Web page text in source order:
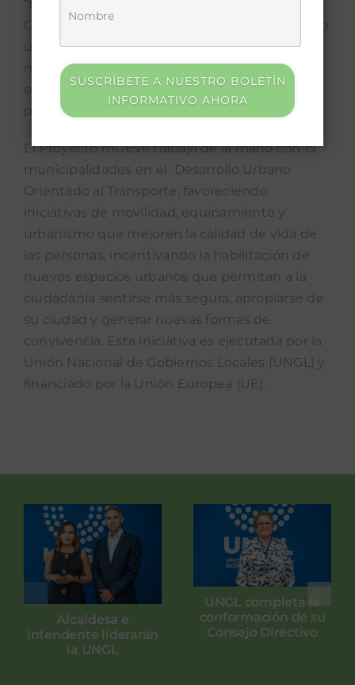
“Este Octubre Urbano representa un hito en
Costa Rica, ya que nunca antes habíamos visto
una colaboración tan extensa entre
municipalidades para abordar las necesidades
específicas de las mujeres en el espacio
público”, concluyó.
El Proyecto mUEve trabaja de la mano con 15
municipalidades en el Desarrollo Urbano
Orientado al Transporte, favoreciendo
iniciativas de movilidad, equipamiento y
urbanismo que mejoren la calidad de vida de
las personas, incentivando la habilitación de
nuevos espacios urbanos que permitan a la
ciudadanía sentirse más segura, apropiarse de
su ciudad y generar nuevas formas de
convivencia. Esta iniciativa es ejecutada por la
Unión Nacional de Gobiernos Locales (UNGL) y
financiado por la Unión Europea (UE).
Alcaldesa e
intendente liderarán
la UNGL
UNGL completa la
conformación de su
Consejo Directivo
SUSCRÍBETE A NUESTRO BOLETÍN
INFORMATIVO AHORA